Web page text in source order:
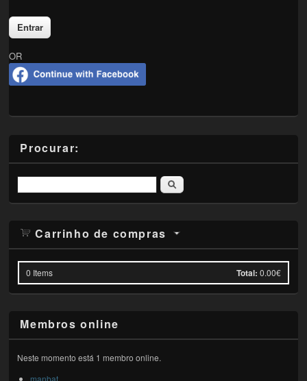
OR
Procurar:
Pesquisar
Carrinho de compras
0 Items Total: 0.00€
Membros online
Neste momento está 1 membro online.
manbat